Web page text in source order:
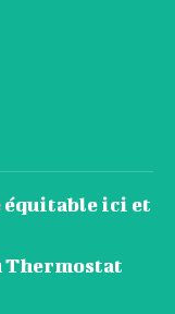
équitable ici et
Thermostat